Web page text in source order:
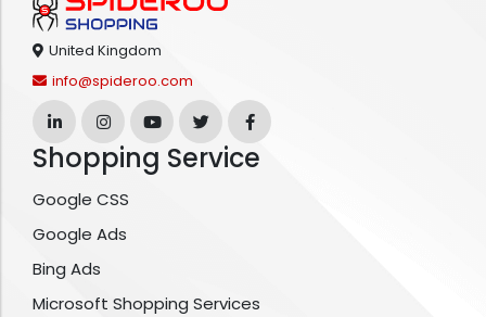
United Kingdom
info@spideroo.com
Shopping Service
Google CSS
Google Ads
Bing Ads
Microsoft Shopping Services